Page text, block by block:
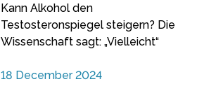
Kann Alkohol den
Testosteronspiegel steigern? Die
Wissenschaft sagt: „Vielleicht“
18 December 2024